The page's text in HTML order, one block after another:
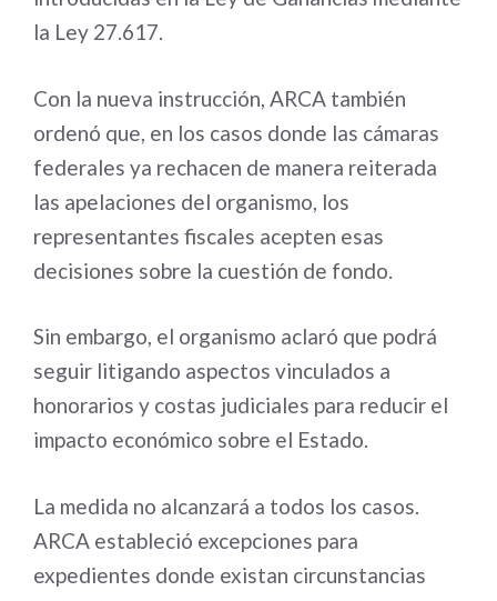
la Ley 27.617.
Con la nueva instrucción, ARCA también
ordenó que, en los casos donde las cámaras
federales ya rechacen de manera reiterada
las apelaciones del organismo, los
representantes fiscales acepten esas
decisiones sobre la cuestión de fondo.
Sin embargo, el organismo aclaró que podrá
seguir litigando aspectos vinculados a
honorarios y costas judiciales para reducir el
impacto económico sobre el Estado.
La medida no alcanzará a todos los casos.
ARCA estableció excepciones para
expedientes donde existan circunstancias